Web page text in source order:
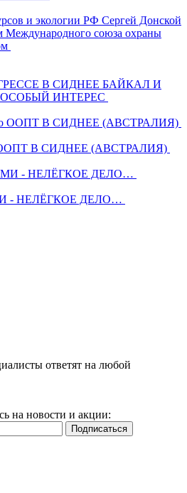
и экологии РФ Сергей Донской
Международного союза охраны
В СИДНЕЕ БАЙКАЛ И
ИНТЕРЕС
ООПТ В СИДНЕЕ (АВСТРАЛИЯ)
- НЕЛЁГКОЕ ДЕЛО…
ответят на любой
на новости и акции: